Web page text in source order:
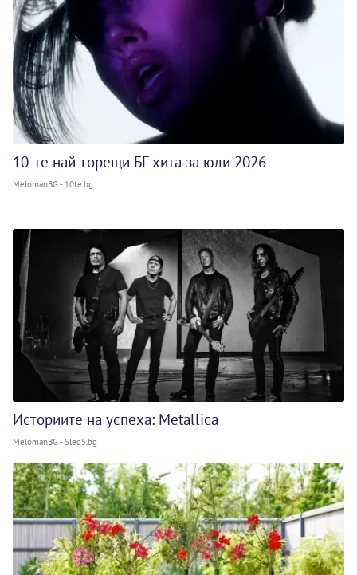
10-те най-горещи БГ хита за юли 2026
MelomanBG - 10te.bg
Историите на успеха: Metallica
MelomanBG - Sled5.bg